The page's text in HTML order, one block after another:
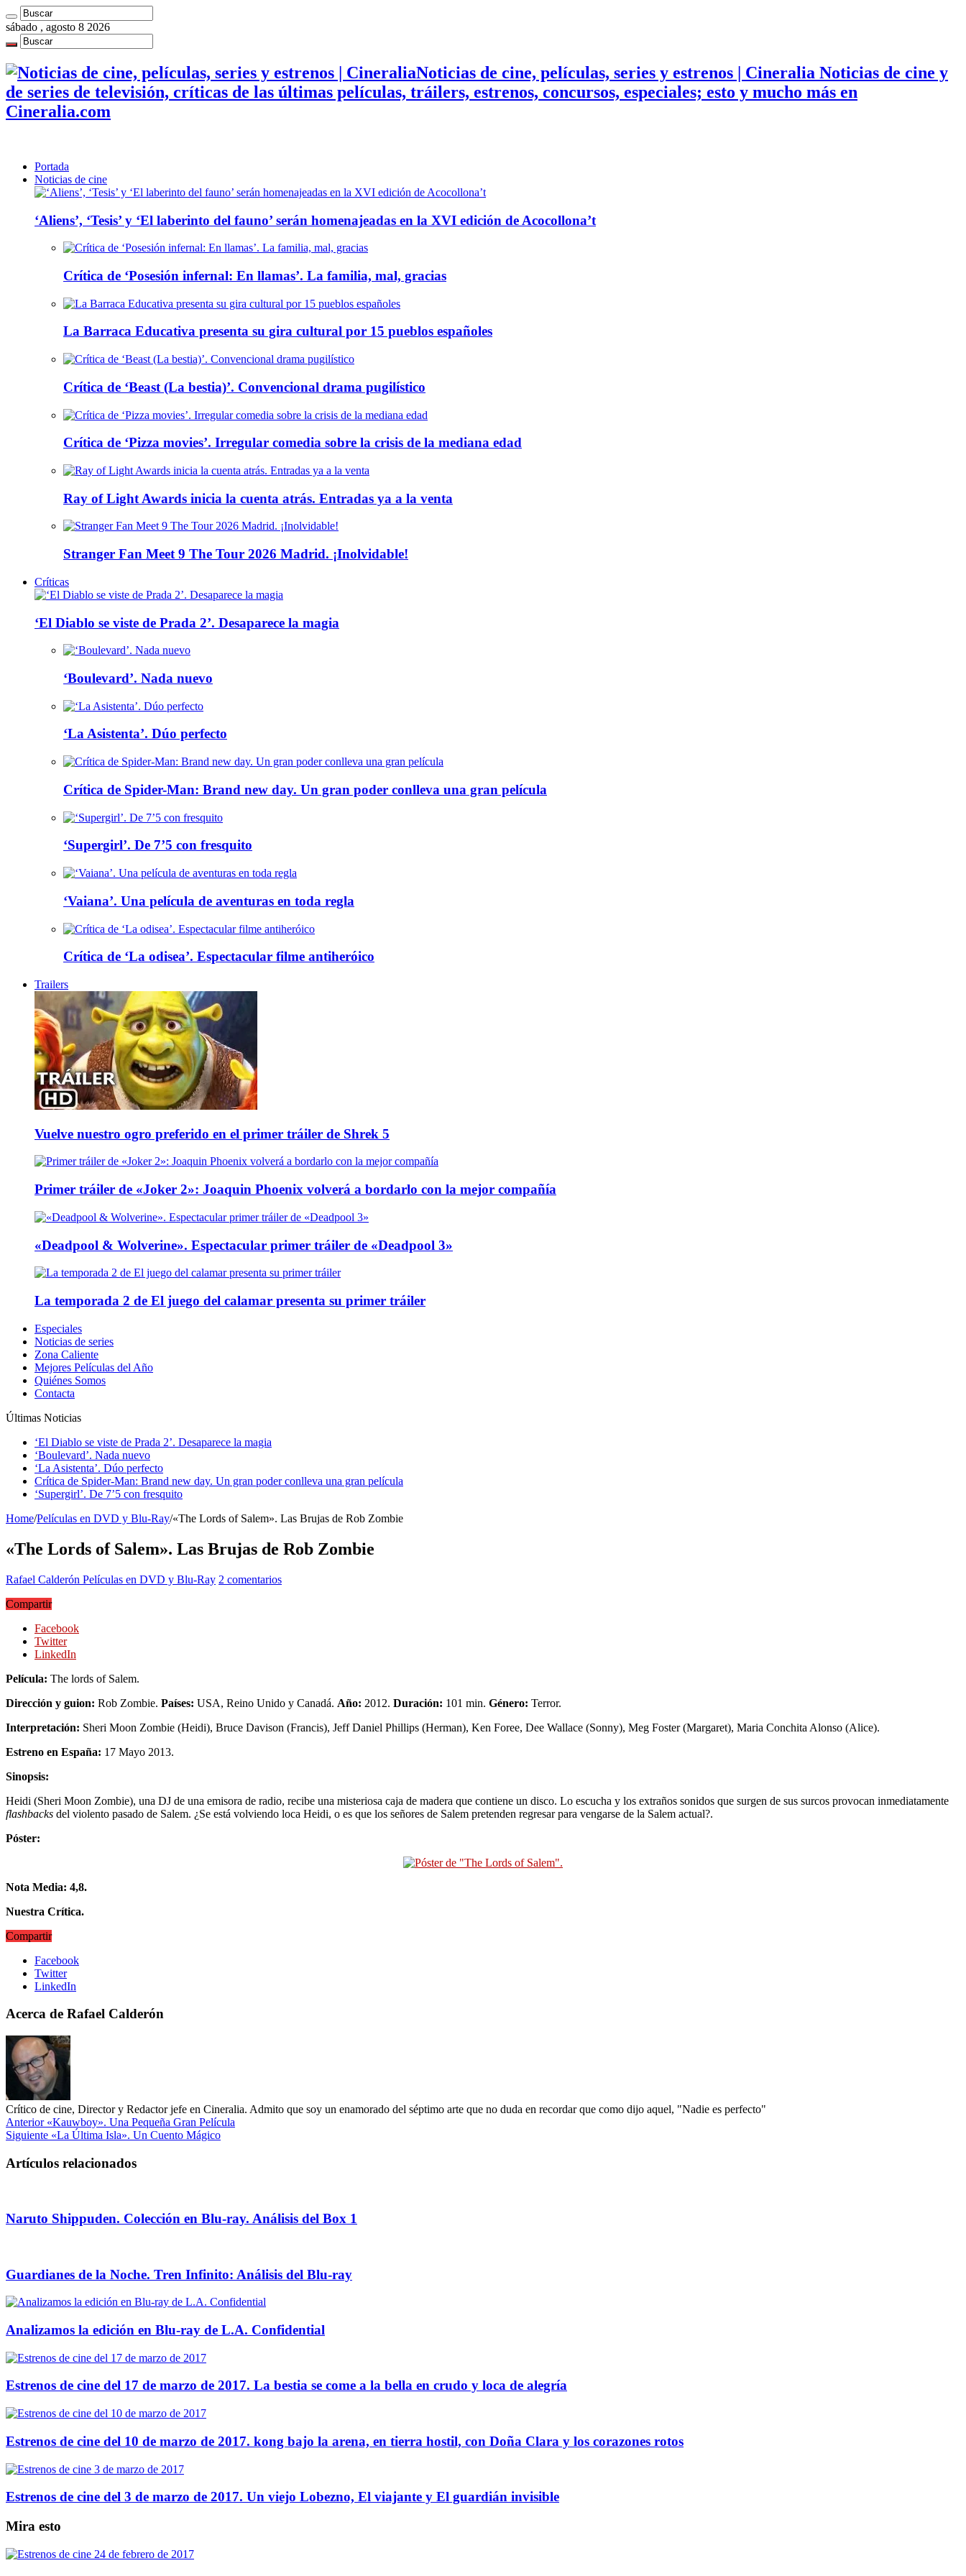
sábado , agosto 8 2026
Noticias de cine, películas, series y estrenos | Cineralia Noticias de cine y
de series de televisión, críticas de las últimas películas, tráilers, estrenos, concursos, especiales; esto y mucho más en
Cineralia.com
Portada
Noticias de cine
‘Aliens’, ‘Tesis’ y ‘El laberinto del fauno’ serán homenajeadas en la XVI edición de Acocollona’t
Crítica de ‘Posesión infernal: En llamas’. La familia, mal, gracias
La Barraca Educativa presenta su gira cultural por 15 pueblos españoles
Crítica de ‘Beast (La bestia)’. Convencional drama pugilístico
Crítica de ‘Pizza movies’. Irregular comedia sobre la crisis de la mediana edad
Ray of Light Awards inicia la cuenta atrás. Entradas ya a la venta
Stranger Fan Meet 9 The Tour 2026 Madrid. ¡Inolvidable!
Críticas
‘El Diablo se viste de Prada 2’. Desaparece la magia
‘Boulevard’. Nada nuevo
‘La Asistenta’. Dúo perfecto
Crítica de Spider-Man: Brand new day. Un gran poder conlleva una gran película
‘Supergirl’. De 7’5 con fresquito
‘Vaiana’. Una película de aventuras en toda regla
Crítica de ‘La odisea’. Espectacular filme antiheróico
Trailers
Vuelve nuestro ogro preferido en el primer tráiler de Shrek 5
Primer tráiler de «Joker 2»: Joaquin Phoenix volverá a bordarlo con la mejor compañía
«Deadpool & Wolverine». Espectacular primer tráiler de «Deadpool 3»
La temporada 2 de El juego del calamar presenta su primer tráiler
Especiales
Noticias de series
Zona Caliente
Mejores Películas del Año
Quiénes Somos
Contacta
Últimas Noticias
‘El Diablo se viste de Prada 2’. Desaparece la magia
‘Boulevard’. Nada nuevo
‘La Asistenta’. Dúo perfecto
Crítica de Spider-Man: Brand new day. Un gran poder conlleva una gran película
‘Supergirl’. De 7’5 con fresquito
Home/Películas en DVD y Blu-Ray/«The Lords of Salem». Las Brujas de Rob Zombie
«The Lords of Salem». Las Brujas de Rob Zombie
Rafael Calderón Películas en DVD y Blu-Ray 2 comentarios
Compartir
Facebook
Twitter
LinkedIn
Película: The lords of Salem.
Dirección y guion: Rob Zombie. Países: USA, Reino Unido y Canadá. Año: 2012. Duración: 101 min. Género: Terror.
Interpretación: Sheri Moon Zombie (Heidi), Bruce Davison (Francis), Jeff Daniel Phillips (Herman), Ken Foree, Dee Wallace (Sonny), Meg Foster (Margaret), Maria Conchita Alonso (Alice).
Estreno en España: 17 Mayo 2013.
Sinopsis:
Heidi (Sheri Moon Zombie), una DJ de una emisora de radio, recibe una misteriosa caja de madera que contiene un disco. Lo escucha y los extraños sonidos que surgen de sus surcos provocan inmediatamente
flashbacks del violento pasado de Salem. ¿Se está volviendo loca Heidi, o es que los señores de Salem pretenden regresar para vengarse de la Salem actual?.
Póster:
Nota Media: 4,8.
Nuestra Crítica.
Compartir
Facebook
Twitter
LinkedIn
Acerca de Rafael Calderón
Crítico de cine, Director y Redactor jefe en Cineralia. Admito que soy un enamorado del séptimo arte que no duda en recordar que como dijo aquel, "Nadie es perfecto"
Anterior«Kauwboy». Una Pequeña Gran Película
Siguiente «La Última Isla». Un Cuento Mágico
Artículos relacionados
Naruto Shippuden. Colección en Blu-ray. Análisis del Box 1
Guardianes de la Noche. Tren Infinito: Análisis del Blu-ray
Analizamos la edición en Blu-ray de L.A. Confidential
Estrenos de cine del 17 de marzo de 2017. La bestia se come a la bella en crudo y loca de alegría
Estrenos de cine del 10 de marzo de 2017. kong bajo la arena, en tierra hostil, con Doña Clara y los corazones rotos
Estrenos de cine del 3 de marzo de 2017. Un viejo Lobezno, El viajante y El guardián invisible
Mira esto